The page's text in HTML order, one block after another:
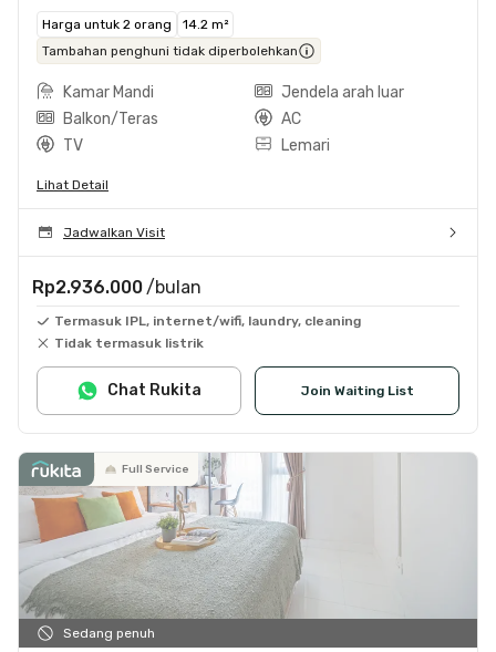
Harga untuk 2 orang
14.2 m²
Tambahan penghuni tidak diperbolehkan
Kamar Mandi
Jendela arah luar
Balkon/Teras
AC
TV
Lemari
Lihat Detail
Jadwalkan Visit
Rp2.936.000 /bulan
Termasuk IPL, internet/wifi, laundry, cleaning
Tidak termasuk listrik
Join Waiting List
Chat Rukita
Full Service
Sedang penuh